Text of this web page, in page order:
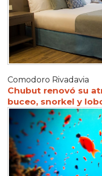
Comodoro Rivadavia
Chubut renovó su
buceo, snorkel y